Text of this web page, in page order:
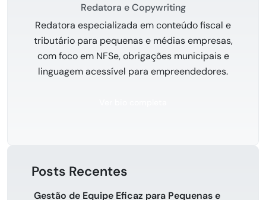
Redatora e Copywriting
Redatora especializada em conteúdo fiscal e
tributário para pequenas e médias empresas,
com foco em NFSe, obrigações municipais e
linguagem acessível para empreendedores.
Posts Recentes
Gestão de Equipe Eficaz para Pequenas e